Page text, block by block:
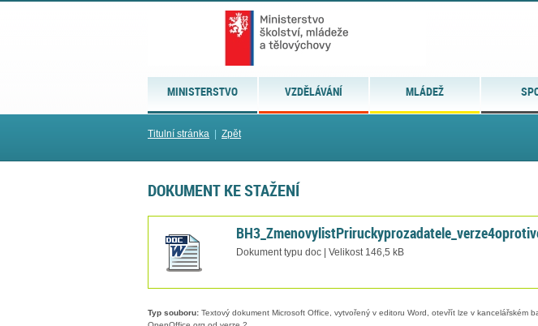
MINISTERSTVO VZDĚLÁVÁNÍ MLÁDEŽ
Titulní stránka Zpět
DOKUMENT KE STAŽENÍ
Dokument typu doc | Velikost 146,5 kB
Typ souboru: Textový dokument Microsoft Office, vytvořený v editoru Word, otevřít lze v kancelářském